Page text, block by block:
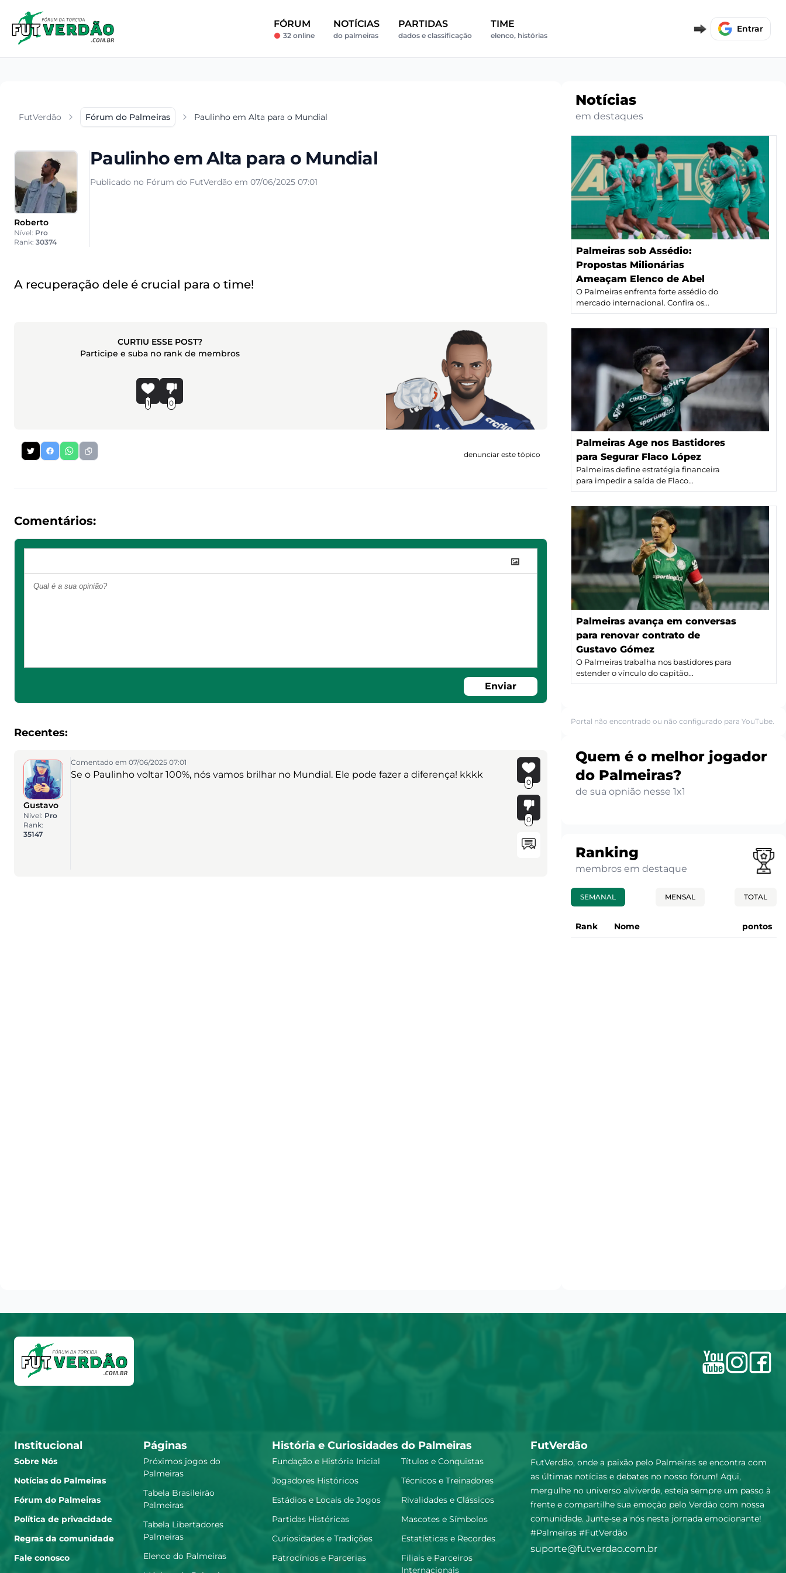
FÓRUM
32 online
NOTÍCIAS
do palmeiras
PARTIDAS
dados e classificação
TIME
elenco, histórias
Entrar
FutVerdão Fórum do Palmeiras Paulinho em Alta para o Mundial
Roberto
Nível: Pro
Rank: 30374
Paulinho em Alta para o Mundial
Publicado no Fórum do FutVerdão em 07/06/2025 07:01
A recuperação dele é crucial para o time!
CURTIU ESSE POST?
Participe e suba no rank de membros
1 0
denunciar este tópico
Comentários:
Enviar
Recentes:
Gustavo
Nível: Pro
Rank:
35147
Comentado em 07/06/2025 07:01
Se o Paulinho voltar 100%, nós vamos brilhar no Mundial. Ele pode fazer a diferença! kkkk
0
0
Notícias
em destaques
Palmeiras sob Assédio:
Propostas Milionárias
Ameaçam Elenco de Abel
O Palmeiras enfrenta forte assédio do
mercado internacional. Confira os...
Palmeiras Age nos Bastidores
para Segurar Flaco López
Palmeiras define estratégia financeira
para impedir a saída de Flaco...
Palmeiras avança em conversas
para renovar contrato de
Gustavo Gómez
O Palmeiras trabalha nos bastidores para
estender o vínculo do capitão...
Portal não encontrado ou não configurado para YouTube.
Quem é o melhor jogador
do Palmeiras?
de sua opnião nesse 1x1
Ranking
membros em destaque
SEMANAL MENSAL TOTAL
Rank Nome pontos
Institucional
Sobre Nós
Notícias do Palmeiras
Fórum do Palmeiras
Política de privacidade
Regras da comunidade
Fale conosco
Páginas
Próximos jogos do
Palmeiras
Tabela Brasileirão
Palmeiras
Tabela Libertadores
Palmeiras
Elenco do Palmeiras
História e Curiosidades do Palmeiras
Fundação e História Inicial
Títulos e Conquistas
Jogadores Históricos
Técnicos e Treinadores
Estádios e Locais de Jogos
Rivalidades e Clássicos
Partidas Históricas
Mascotes e Símbolos
Curiosidades e Tradições
Estatísticas e Recordes
Patrocínios e Parcerias
Filiais e Parceiros
Internacionais
FutVerdão
FutVerdão, onde a paixão pelo Palmeiras se encontra com
as últimas notícias e debates no nosso fórum! Aqui,
mergulhe no universo alviverde, esteja sempre um passo à
frente e compartilhe sua emoção pelo Verdão com nossa
comunidade. Junte-se a nós nesta jornada emocionante!
#Palmeiras #FutVerdão
suporte@futverdao.com.br